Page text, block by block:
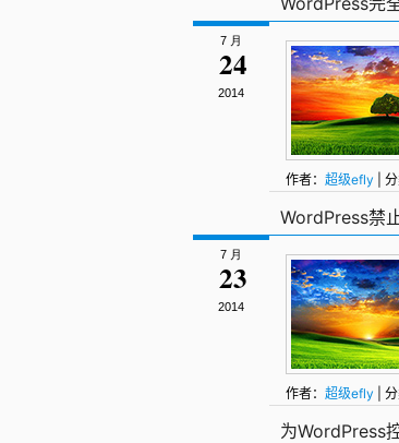
7 月
24
2014
作者： 超级efly |
WordPress禁
7 月
23
2014
作者： 超级efly |
为WordPress